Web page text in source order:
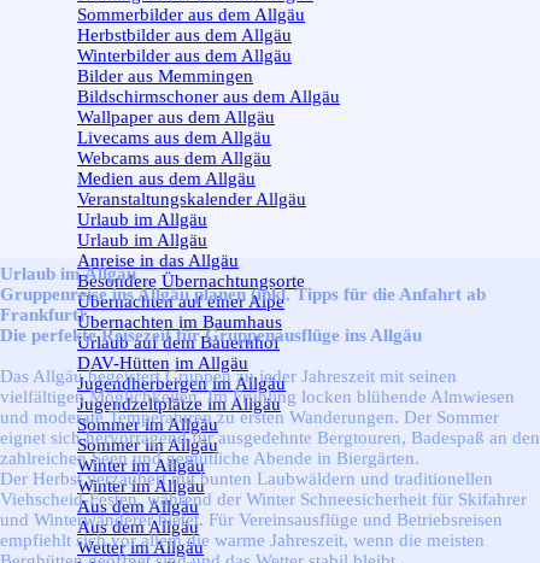
Sommerbilder aus dem Allgäu
Herbstbilder aus dem Allgäu
Winterbilder aus dem Allgäu
Bilder aus Memmingen
Bildschirmschoner aus dem Allgäu
Wallpaper aus dem Allgäu
Livecams aus dem Allgäu
Webcams aus dem Allgäu
Medien aus dem Allgäu
Veranstaltungskalender Allgäu
Urlaub im Allgäu
Urlaub im Allgäu
Anreise in das Allgäu
Besondere Übernachtungsorte
Übernachten auf einer Alpe
Übernachten im Baumhaus
Urlaub auf dem Bauernhof
DAV-Hütten im Allgäu
Jugendherbergen im Allgäu
Jugendzeltplätze im Allgäu
Sommer im Allgäu▼
Sommer im Allgäu
Winter im Allgäu▼
Winter im Allgäu
Aus dem Allgäu▼
Aus dem Allgäu
Wetter im Allgäu▼
Urlaub im Allgäu
Gruppenreise ins Allgäu planen (inkl. Tipps für die Anfahrt ab
Frankfurt)
Die perfekte Reisezeit für Gruppenausflüge ins Allgäu
Das Allgäu begeistert Gruppen zu jeder Jahreszeit mit seinen
vielfältigen Möglichkeiten. Im Frühling locken blühende Almwiesen
und moderate Temperaturen zu ersten Wanderungen. Der Sommer
eignet sich hervorragend für ausgedehnte Bergtouren, Badespaß an den
zahlreichen Seen und gemütliche Abende in Biergärten.
Der Herbst verzaubert mit bunten Laubwäldern und traditionellen
Viehscheid-Festen, während der Winter Schneesicherheit für Skifahrer
und Winterwanderer bietet. Für Vereinsausflüge und Betriebsreisen
empfiehlt sich vor allem die warme Jahreszeit, wenn die meisten